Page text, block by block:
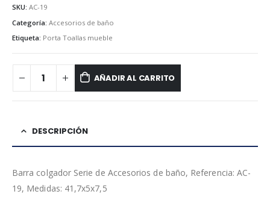
SKU: AC-19
Categoría: Accesorios de baño
Etiqueta: Porta Toallas mueble
AÑADIR AL CARRITO
DESCRIPCIÓN
Barra colgador Serie de Accesorios de baño, Referencia: AC-
19, Medidas: 41,7x5x7,5